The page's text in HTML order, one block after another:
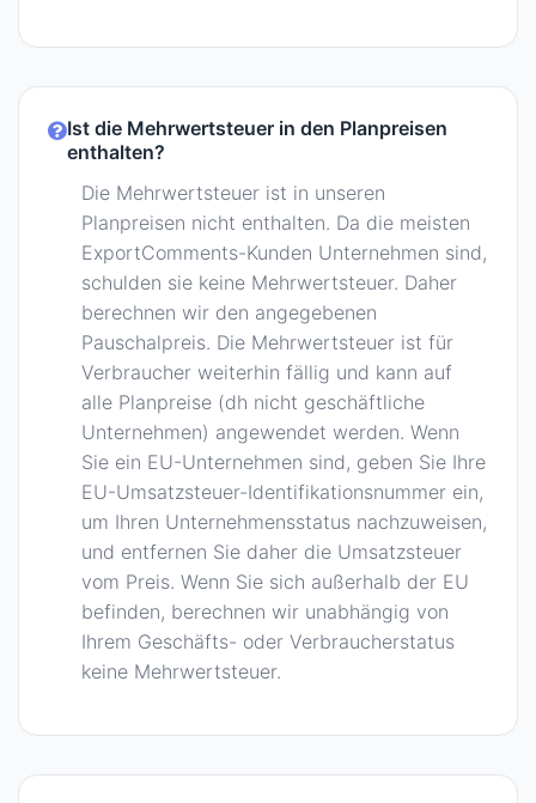
Ist die Mehrwertsteuer in den Planpreisen
enthalten?
Die Mehrwertsteuer ist in unseren
Planpreisen nicht enthalten. Da die meisten
ExportComments-Kunden Unternehmen sind,
schulden sie keine Mehrwertsteuer. Daher
berechnen wir den angegebenen
Pauschalpreis. Die Mehrwertsteuer ist für
Verbraucher weiterhin fällig und kann auf
alle Planpreise (dh nicht geschäftliche
Unternehmen) angewendet werden. Wenn
Sie ein EU-Unternehmen sind, geben Sie Ihre
EU-Umsatzsteuer-Identifikationsnummer ein,
um Ihren Unternehmensstatus nachzuweisen,
und entfernen Sie daher die Umsatzsteuer
vom Preis. Wenn Sie sich außerhalb der EU
befinden, berechnen wir unabhängig von
Ihrem Geschäfts- oder Verbraucherstatus
keine Mehrwertsteuer.